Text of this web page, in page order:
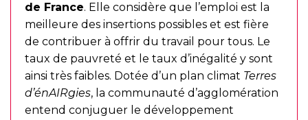
de France. Elle considère que l’emploi est la
meilleure des insertions possibles et est fière
de contribuer à offrir du travail pour tous. Le
taux de pauvreté et le taux d’inégalité y sont
ainsi très faibles. Dotée d’un plan climat Terres
d’énAIRgies, la communauté d’agglomération
entend conjuguer le développement